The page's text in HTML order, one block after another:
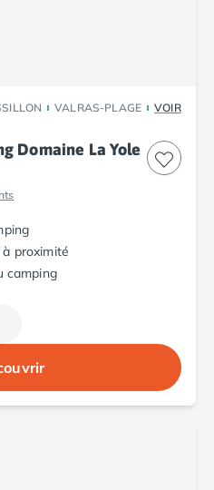
VALRAS-PLAGE
VOIR
Domaine La Yole
proximité
camping